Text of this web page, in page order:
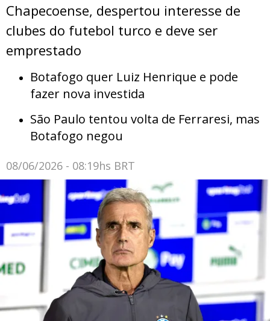
Chapecoense, despertou interesse de
clubes do futebol turco e deve ser
emprestado
Botafogo quer Luiz Henrique e pode
fazer nova investida
São Paulo tentou volta de Ferraresi, mas
Botafogo negou
08/06/2026 - 08:19hs BRT